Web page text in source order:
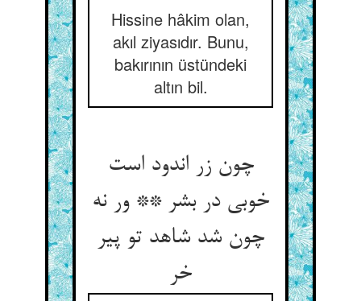
Hissine hâkim olan,
akıl ziyasıdır. Bunu,
bakırının üstündeki
altın bil.
چون زر اندود است
خوبی در بشر ** ور نه
چون شد شاهد تو پیر
خر